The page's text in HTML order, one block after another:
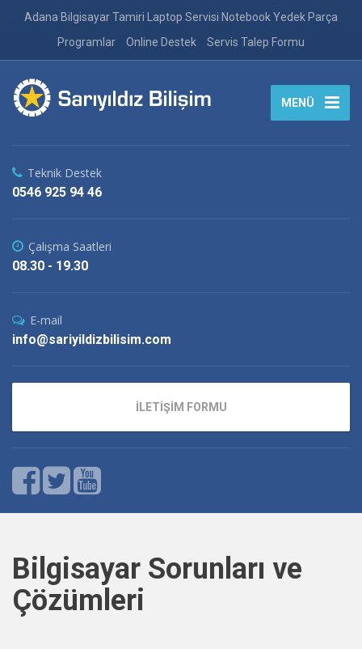
Adana Bilgisayar Tamiri Laptop Servisi Notebook Yedek Parça
Programlar
Online Destek Servis Talep Formu
MENÜ
Teknik Destek
0546 925 94 46
Çalışma Saatleri
08.30 - 19.30
E-mail
info@sariyildizbilisim.com
İLETİŞİM FORMU
Bilgisayar Sorunları ve
Çözümleri